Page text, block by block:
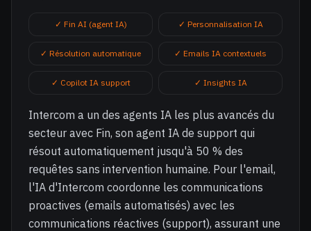
✓ Fin AI (agent IA) ✓ Personnalisation IA
✓ Résolution automatique ✓ Emails IA contextuels
✓ Copilot IA support ✓ Insights IA
Intercom a un des agents IA les plus avancés du
secteur avec Fin, son agent IA de support qui
résout automatiquement jusqu'à 50 % des
requêtes sans intervention humaine. Pour l'email,
l'IA d'Intercom coordonne les communications
proactives (emails automatisés) avec les
communications réactives (support), assurant une